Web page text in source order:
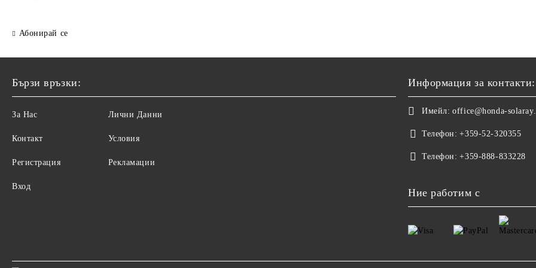
Абонирай се
Бързи връзки:
За Нас
Контакт
Регистрация
Вход
Лични Данни
Условия
Рекламации
Информация за контакти:
Имейл: office@honda-
Телефон: +359-52-320355
Телефон: +359-888-833228
Ние работим с